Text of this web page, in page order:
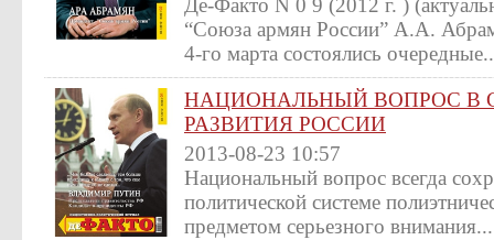
Де-Факто N 0 9 (2012 г. )
“Союза армян России” А.А.
4-го марта состоялись
НАЦИОНАЛЬНЫЙ ВОПРОС В
РАЗВИТИЯ РОССИИ
2013-08-23 10:57
Национальный вопрос всегда
политической системе
предметом серьезного внимания...